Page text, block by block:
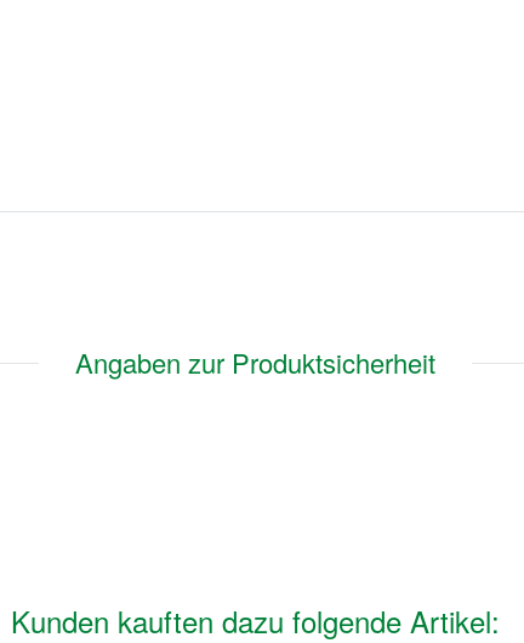
Angaben zur Produktsicherheit
Kunden kauften dazu folgende Artikel: